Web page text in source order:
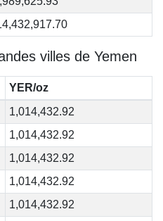
villes de Yemen
YER/oz
1,014,432.92
1,014,432.92
1,014,432.92
1,014,432.92
1,014,432.92